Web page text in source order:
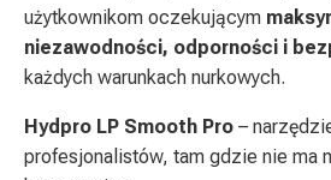
użytkownikom oczekującym
niezawodności, odporności i
każdych warunkach nurkowych.
Hydpro LP Smooth Pro –
profesjonalistów, tam gdzie nie ma